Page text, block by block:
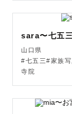
sara〜七五
山口県
#七五三#家族
寺院